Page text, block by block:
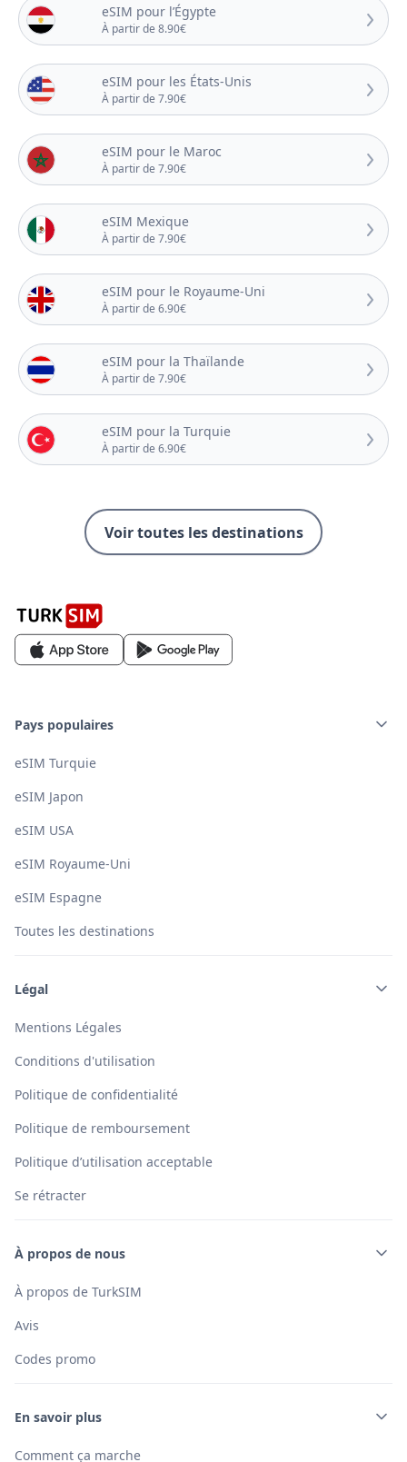
eSIM pour l’Égypte
À partir de 8.90€
eSIM pour les États-Unis
À partir de 7.90€
eSIM pour le Maroc
À partir de 7.90€
eSIM Mexique
À partir de 7.90€
eSIM pour le Royaume-Uni
À partir de 6.90€
eSIM pour la Thaïlande
À partir de 7.90€
eSIM pour la Turquie
À partir de 6.90€
Voir toutes les destinations
Pays populaires
eSIM Turquie
eSIM Japon
eSIM USA
eSIM Royaume-Uni
eSIM Espagne
Toutes les destinations
Légal
Mentions Légales
Conditions d'utilisation
Politique de confidentialité
Politique de remboursement
Politique d’utilisation acceptable
Se rétracter
À propos de nous
À propos de TurkSIM
Avis
Codes promo
En savoir plus
Comment ça marche